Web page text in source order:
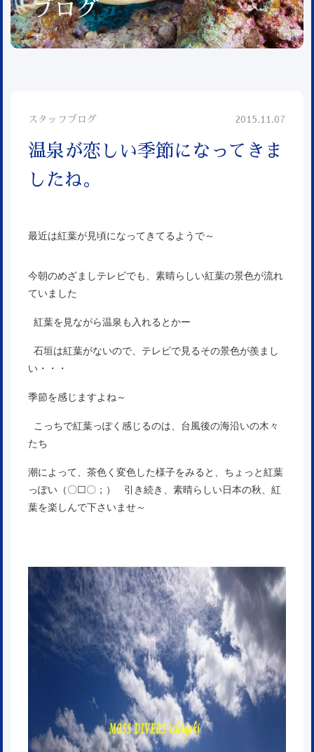
ブログ
スタッフブログ 2015.11.07
温泉が恋しい季節になってきま
したね。
最近は紅葉が見頃になってきてるようで～
今朝のめざましテレビでも、素晴らしい紅葉の景色が流れ
ていました
紅葉を見ながら温泉も入れるとかー
石垣は紅葉がないので、テレビで見るその景色が羨まし
い・・・
季節を感じますよね～
こっちで紅葉っぽく感じるのは、台風後の海沿いの木々
たち
潮によって、茶色く変色した様子をみると、ちょっと紅葉
っぽい（〇□〇；） 引き続き、素晴らしい日本の秋、紅
葉を楽しんで下さいませ～